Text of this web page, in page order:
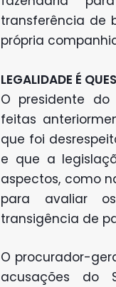
transferência de
própria
LEGALIDADE É
O presidente do
feitas
que foi
e que a
aspectos, como
para avaliar
transigência de
O procurador-
acusações do